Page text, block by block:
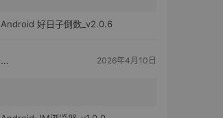
Android 好日子倒数_v2.0.6
raka 2026年4月10日